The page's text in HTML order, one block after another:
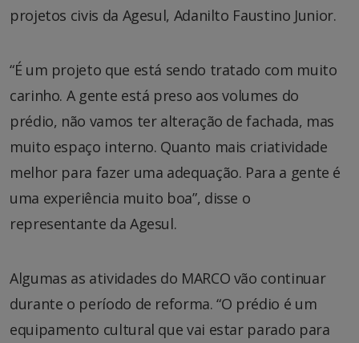
projetos civis da Agesul, Adanilto Faustino Junior.
“É um projeto que está sendo tratado com muito
carinho. A gente está preso aos volumes do
prédio, não vamos ter alteração de fachada, mas
muito espaço interno. Quanto mais criatividade
melhor para fazer uma adequação. Para a gente é
uma experiência muito boa”, disse o
representante da Agesul.
Algumas as atividades do MARCO vão continuar
durante o período de reforma. “O prédio é um
equipamento cultural que vai estar parado para